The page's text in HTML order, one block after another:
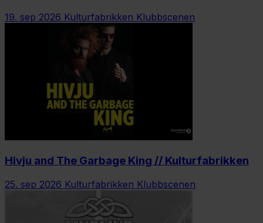
19. sep 2026 Kulturfabrikken Klubbscenen
Hivju and The Garbage King // Kulturfabrikken
25. sep 2026 Kulturfabrikken Klubbscenen